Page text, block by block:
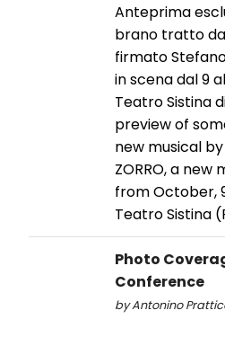
Anteprima
brano tratto
firmato Stefano
in scena dal 9
Teatro Sistina
preview of
new musical
ZORRO, a
from October,
Teatro Sistina
Photo
Conference
by Antonino